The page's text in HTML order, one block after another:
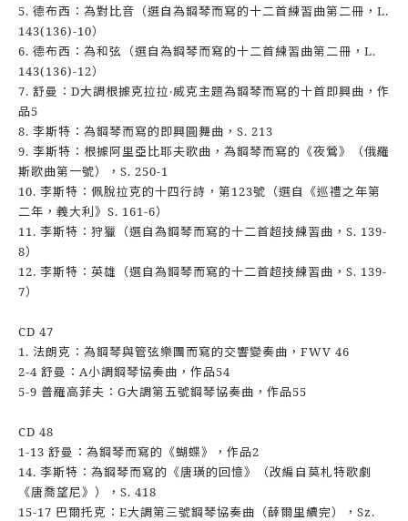
5. 德布西：為對比音（選自為鋼琴而寫的十二首練習曲第二冊，L.
143(136)-10）
6. 德布西：為和弦（選自為鋼琴而寫的十二首練習曲第二冊，L.
143(136)-12）
7. 舒曼：D大調根據克拉拉‧威克主題為鋼琴而寫的十首即興曲，作
品5
8. 李斯特：為鋼琴而寫的即興圓舞曲，S. 213
9. 李斯特：根據阿里亞比耶夫歌曲，為鋼琴而寫的《夜鶯》（俄羅
斯歌曲第一號），S. 250-1
10. 李斯特：佩脫拉克的十四行詩，第123號（選自《巡禮之年第
二年，義大利》S. 161-6）
11. 李斯特：狩獵（選自為鋼琴而寫的十二首超技練習曲，S. 139-
8）
12. 李斯特：英雄（選自為鋼琴而寫的十二首超技練習曲，S. 139-
7）
CD 47
1. 法朗克：為鋼琴與管弦樂團而寫的交響變奏曲，FWV 46
2-4 舒曼：A小調鋼琴協奏曲，作品54
5-9 普羅高菲夫：G大調第五號鋼琴協奏曲，作品55
CD 48
1-13 舒曼：為鋼琴而寫的《蝴蝶》，作品2
14. 李斯特：為鋼琴而寫的《唐璜的回憶》（改編自莫札特歌劇
《唐喬望尼》），S. 418
15-17 巴爾托克：E大調第三號鋼琴協奏曲（薛爾里續完），Sz.